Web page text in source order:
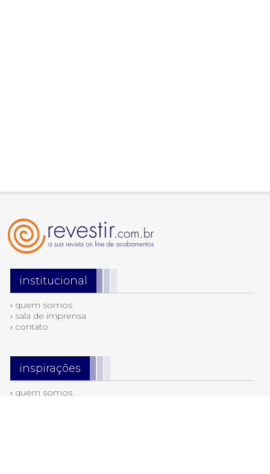
institucional
› quem somos
› sala de imprensa
› contato
inspirações
› quem somos